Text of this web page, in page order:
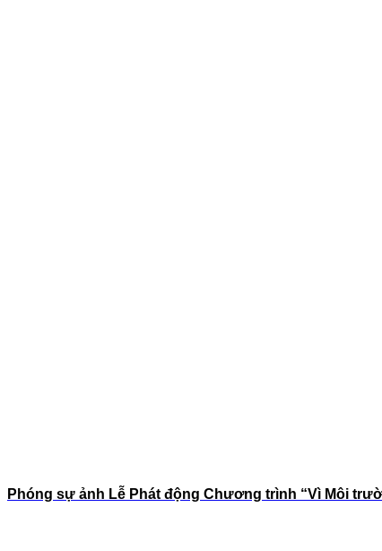
Phóng sự ảnh Lễ Phát động Chương trình “Vì Môi